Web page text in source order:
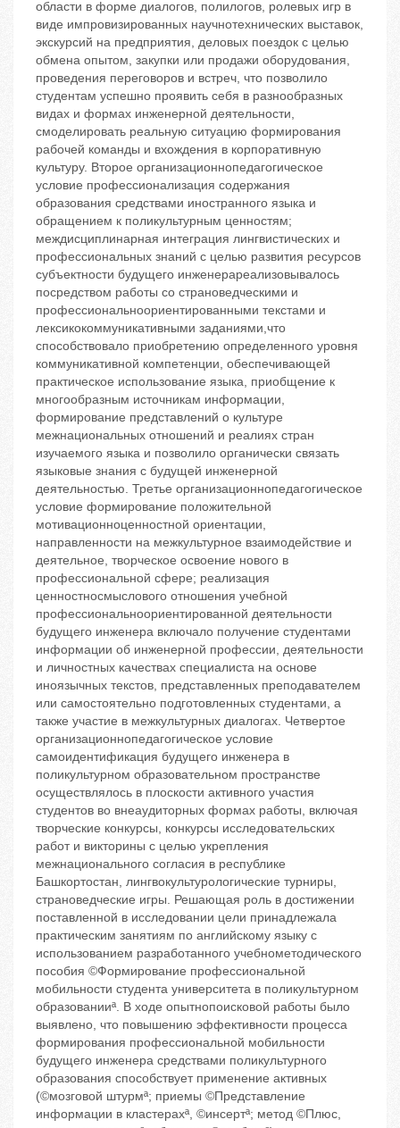
области в форме диалогов, полилогов, ролевых игр в
виде импровизированных научнотехнических выставок,
экскурсий на предприятия, деловых поездок с целью
обмена опытом, закупки или продажи оборудования,
проведения переговоров и встреч, что позволило
студентам успешно проявить себя в разнообразных
видах и формах инженерной деятельности,
смоделировать реальную ситуацию формирования
рабочей команды и вхождения в корпоративную
культуру. Второе организационнопедагогическое
условие ‬профессионализация содержания
образования средствами иностранного языка и
обращением к поликультурным ценностям;
междисциплинарная интеграция лингвистических и
профессиональных знаний с целью развития ресурсов
субъектности будущего инженерареализовывалось
посредством работы со страноведческими и
профессиональноориентированными текстами и
лексикокоммуникативными заданиями,что
способствовало приобретению определенного уровня
коммуникативной компетенции, обеспечивающей
практическое использование языка, приобщение к
многообразным источникам информации,
формирование представлений о культуре
межнациональных отношений и реалиях стран
изучаемого языка и позволило органически связать
языковые знания с будущей инженерной
деятельностью. Третье организационнопедагогическое
условие ‬формирование положительной
мотивационноценностной ориентации,
направленности на межкультурное взаимодействие и
деятельное, творческое освоение нового в
профессиональной сфере; реализация
ценностносмыслового отношения учебной
профессиональноориентированной деятельности
будущего инженера включало получение студентами
информации об инженерной профессии, деятельности
и личностных качествах специалиста на основе
иноязычных текстов, представленных преподавателем
или самостоятельно подготовленных студентами, а
также участие в межкультурных диалогах. Четвертое
организационнопедагогическое условие
‬самоидентификация будущего инженера в
поликультурном образовательном пространстве
осуществлялось в плоскости активного участия
студентов во внеаудиторных формах работы, включая
творческие конкурсы, конкурсы исследовательских
работ и викторины с целью укрепления
межнационального согласия в республике
Башкортостан, лингвокультурологические турниры,
страноведческие игры. Решающая роль в достижении
поставленной в исследовании цели принадлежала
практическим занятиям по английскому языку с
использованием разработанного учебнометодического
пособия ©Формирование профессиональной
мобильности студента университета в поликультурном
образованииª. В ходе опытнопоисковой работы было
выявлено, что повышению эффективности процесса
формирования профессиональной мобильности
будущего инженера средствами поликультурного
образования способствует применение активных
(©мозговой штурмª; приемы ©Представление
информации в кластерахª, ©инсертª; метод ©Плюс,